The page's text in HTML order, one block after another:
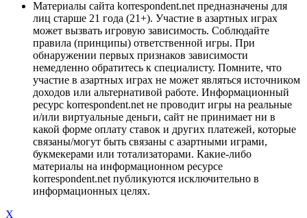
Материалы сайта korrespondent.net предназначены для
лиц старше 21 года (21+). Участие в азартных играх
может вызвать игровую зависимость. Соблюдайте
правила (принципы) ответственной игры. При
обнаружении первых признаков зависимости
немедленно обратитесь к специалисту. Помните, что
участие в азартных играх не может являться источником
доходов или альтернативой работе. Информационный
ресурс korrespondent.net не проводит игры на реальные
и/или виртуальные деньги, сайт не принимает ни в
какой форме оплату ставок и других платежей, которые
связаны/могут быть связаны с азартными играми,
букмекерами или тотализаторами. Какие-либо
материалы на информационном ресурсе
korrespondent.net публикуются исключительно в
информационных целях.
X